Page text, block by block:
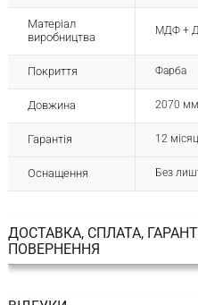
Матеріал
виробництва
МДФ +
Покриття Фарба
Довжина 2070 мм
Гарантія 12
Оснащення Без
ДОСТАВКА, СПЛАТА,
ПОВЕРНЕННЯ